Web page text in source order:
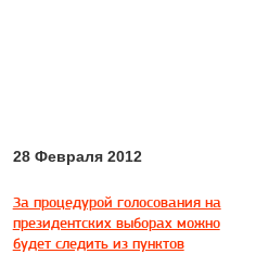
28 Февраля 2012
За процедурой голосования на
президентских выборах можно
будет следить из пунктов